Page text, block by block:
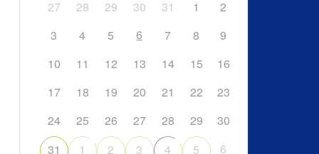
27
28 29 30 31 1
2
3
4 5 6 7 8
9
10
11 12 13 14 15
16
17
18 19 20 21 22
23
24
25 26 27 28 29
30
31
1 2 3 4 5 6